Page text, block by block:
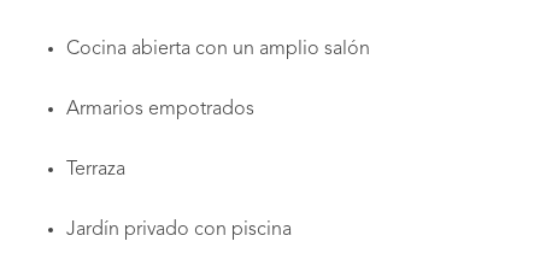
Cocina abierta con un amplio salón
Armarios empotrados
Terraza
Jardín privado con piscina